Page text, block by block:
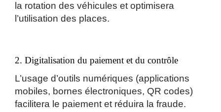
la rotation des véhicules et optimisera
l’utilisation des places.
2. Digitalisation du paiement et du contrôle
L’usage d’outils numériques (applications
mobiles, bornes électroniques, QR codes)
facilitera le paiement et réduira la fraude.